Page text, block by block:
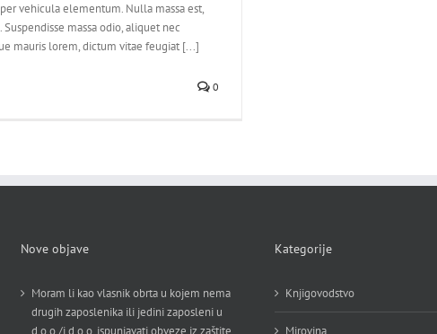
vehicula elementum. Nulla massa est,
massa odio, aliquet nec
mauris lorem, dictum vitae feugiat [...]
0
Nove objave
Moram li kao vlasnik obrta u kojem nema
drugih zaposlenika ili jedini zaposleni u
d.o.o./j.d.o.o. ispunjavati obveze iz zaštite
Kategorije
Knjigovodstvo
Mirovina